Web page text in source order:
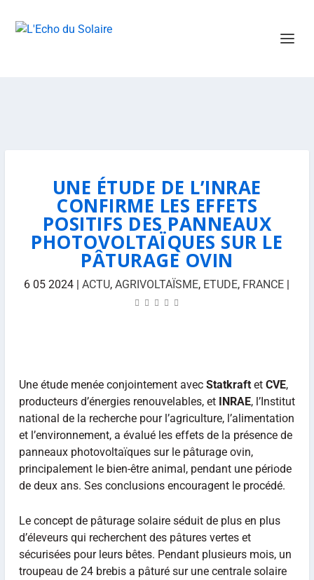
UNE ÉTUDE DE L’INRAE
CONFIRME LES EFFETS
POSITIFS DES PANNEAUX
PHOTOVOLTAÏQUES SUR LE
PÂTURAGE OVIN
6 05 2024 |ACTU,AGRIVOLTAÏSME, ETUDE, FRANCE |
Une étude menée conjointement avec Statkraftet CVE,
producteurs d’énergies renouvelables, et INRAE, l’Institut
national de la recherche pour l’agriculture, l’alimentation
et l’environnement, a évalué les effets de la présence de
panneaux photovoltaïques sur le pâturage ovin,
principalement le bien-être animal, pendant une période
de deux ans. Ses conclusions encouragent le procédé.
Le concept de pâturage solaire séduit de plus en plus
d’éleveurs qui recherchent des pâtures vertes et
sécurisées pour leurs bêtes. Pendant plusieurs mois, un
troupeau de 24 brebis a pâturé sur une centrale solaire